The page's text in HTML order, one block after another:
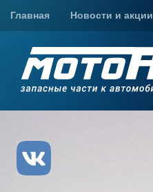
Главная Новости и акции